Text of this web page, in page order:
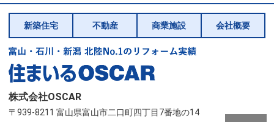
新築住宅 不動産 商業施設 会社概要
株式会社OSCAR
〒939-8211 富山県富山市二口町四丁目7番地の14